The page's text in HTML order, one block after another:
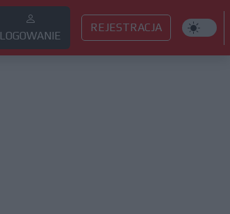
LOGOWANIE
REJESTRACJA